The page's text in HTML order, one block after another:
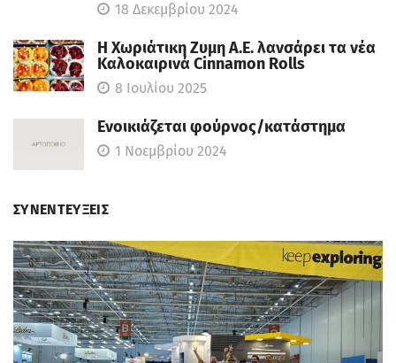
18 Δεκεμβρίου 2024
Η Χωριάτικη Ζυμη Α.Ε. λανσάρει τα νέα
Καλοκαιρινά Cinnamon Rolls
8 Ιουλίου 2025
Ενοικιάζεται φούρνος/κατάστημα
1 Νοεμβρίου 2024
ΣΥΝΕΝΤΕΥΞΕΙΣ